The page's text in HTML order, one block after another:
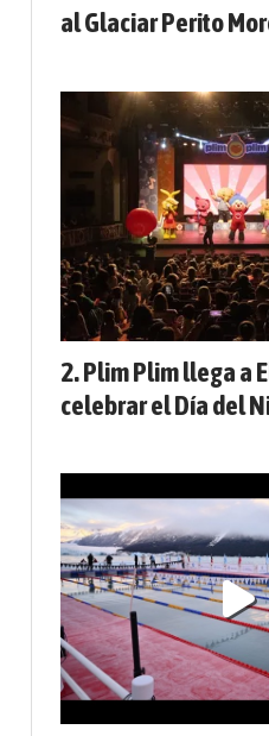
al Glaciar Perito
Plim Plim llega a
celebrar el Día del